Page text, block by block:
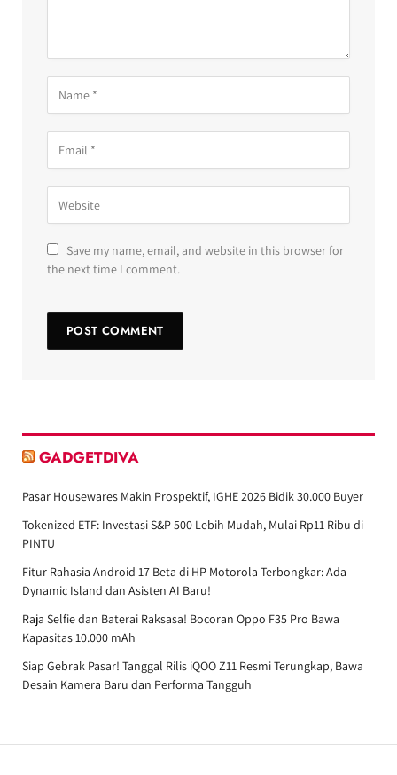
Save my name, email, and website in this browser for
the next time I comment.
GADGETDIVA
Pasar Housewares Makin Prospektif, IGHE 2026 Bidik 30.000 Buyer
Tokenized ETF: Investasi S&P 500 Lebih Mudah, Mulai Rp11 Ribu di
PINTU
Fitur Rahasia Android 17 Beta di HP Motorola Terbongkar: Ada
Dynamic Island dan Asisten AI Baru!
Raja Selfie dan Baterai Raksasa! Bocoran Oppo F35 Pro Bawa
Kapasitas 10.000 mAh
Siap Gebrak Pasar! Tanggal Rilis iQOO Z11 Resmi Terungkap, Bawa
Desain Kamera Baru dan Performa Tangguh